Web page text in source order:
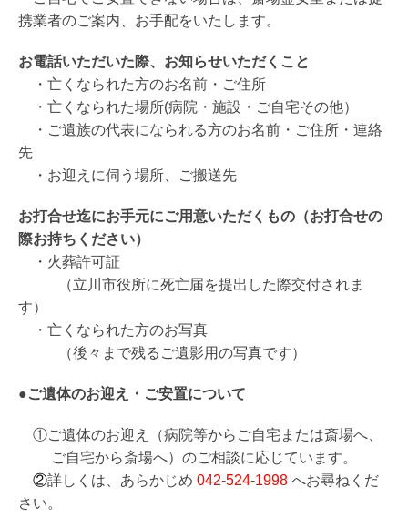
携業者のご案内、お手配をいたします。
お電話いただいた際、お知らせいただくこと
・亡くなられた方のお名前・ご住所
・亡くなられた場所(病院・施設・ご自宅その他）
・ご遺族の代表になられる方のお名前・ご住所・連絡
先
・お迎えに伺う場所、ご搬送先
お打合せ迄にお手元にご用意いただくもの（お打合せの
際お持ちください）
・火葬許可証
（立川市役所に死亡届を提出した際交付されま
す）
・亡くなられた方のお写真
（後々まで残るご遺影用の写真です）
●ご遺体のお迎え・ご安置について
①ご遺体のお迎え（病院等からご自宅または斎場へ、
ご自宅から斎場へ）のご相談に応じています。
②詳しくは、あらかじめ 042-524-1998 へお尋ねくだ
さい。